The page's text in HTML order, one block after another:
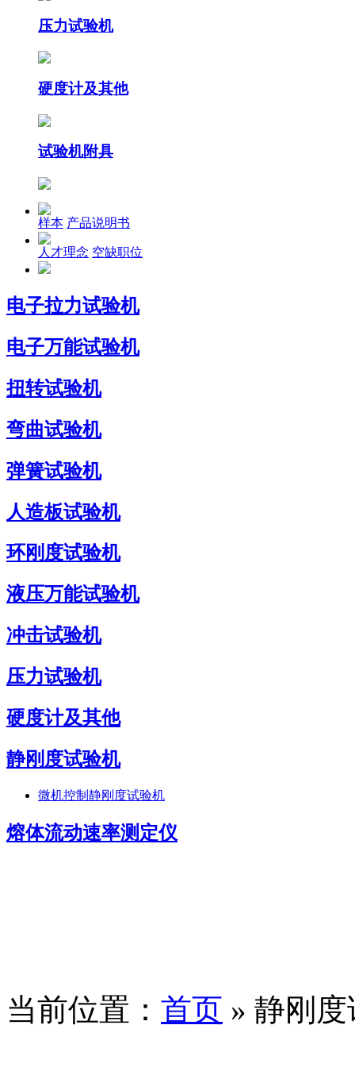
压力试验机
硬度计及其他
试验机附具
样本 产品说明书
人才理念 空缺职位
电子拉力试验机
电子万能试验机
扭转试验机
弯曲试验机
弹簧试验机
人造板试验机
环刚度试验机
液压万能试验机
冲击试验机
压力试验机
硬度计及其他
静刚度试验机
微机控制静刚度试验机
熔体流动速率测定仪
当前位置： 首页 » 静刚